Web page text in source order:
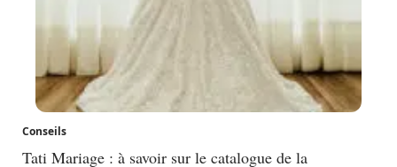
Conseils
Tati Mariage : à savoir sur le catalogue de la